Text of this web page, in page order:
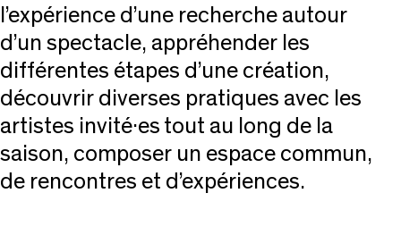
l’expérience d’une recherche autour
d’un spectacle, appréhender les
différentes étapes d’une création,
découvrir diverses pratiques avec les
artistes invité·es tout au long de la
saison, composer un espace commun,
de rencontres et d’expériences.